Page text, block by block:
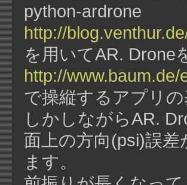
python-ardrone
http://
を用いてAR. Drone
http://
で操縦するアプリ
しかしながらAR.
面上の方向(psi)誤
ます。